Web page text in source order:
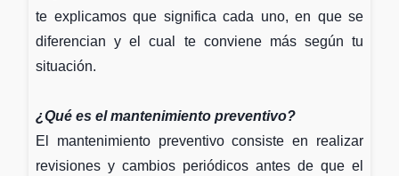
te explicamos que significa cada uno, en que se
diferencian y el cual te conviene más según tu
situación.
¿Qué es el mantenimiento preventivo?
El mantenimiento preventivo consiste en realizar
revisiones y cambios periódicos antes de que el